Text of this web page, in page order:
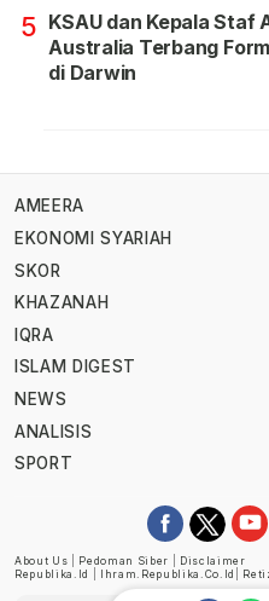
5 KSAU dan Kepala Staf
Australia Terbang
di Darwin
AMEERA
EKONOMI SYARIAH
SKOR
KHAZANAH
IQRA
ISLAM DIGEST
NEWS
ANALISIS
SPORT
About Us Pedoman Siber
Disclaimer
Republika.id
Ihram.republika.co.id